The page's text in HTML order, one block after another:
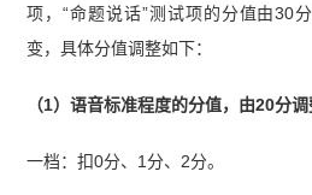
项，“命题说话”测试项的分值由30
变，具体分值调整如下：
（1）语音标准程度的分值，由20分调
一档：扣0分、1分、2分。